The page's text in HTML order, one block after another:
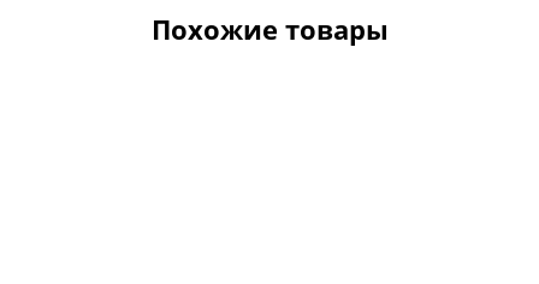
Похожие товары